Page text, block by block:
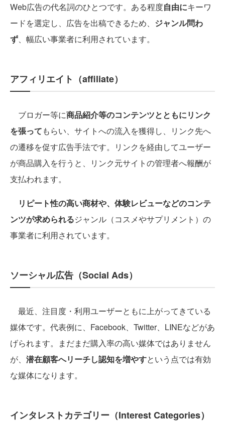
Web広告の代名詞のひとつです。ある程度自由にキーワ
ードを選定し、広告を出稿できるため、 ジャンル問わ
ず、幅広い事業者に利用されています。
アフィリエイト（affiliate）
ブロガー等に商品紹介等のコンテンツとともにリンク
を張ってもらい、サイトへの流入を獲得し、リンク先へ
の遷移を促す広告手法です。リンクを経由してユーザー
が商品購入を行うと、リンク元サイトの管理者へ報酬が
支払われます。
リピート性の高い商材や、体験レビューなどのコンテ
ンツが求められるジャンル（コスメやサプリメント）の
事業者に利用されています。
ソーシャル広告（Social Ads）
最近、注目度・利用ユーザーともに上がってきている
媒体です。代表例に、Facebook、Twitter、LINEなどがあ
げられます。まだまだ購入率の高い媒体ではありません
が、 潜在顧客へリーチし認知を増やすという点では有効
な媒体になります。
インタレストカテゴリー（Interest Categories）